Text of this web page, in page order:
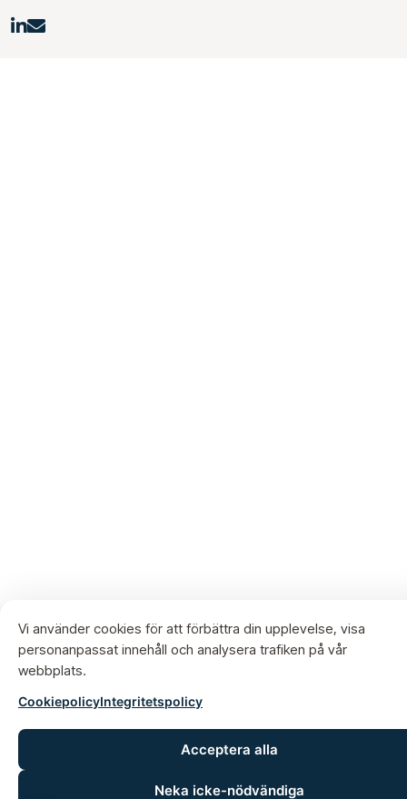
Vi använder cookies för att förbättra din upplevelse, visa
personanpassat innehåll och analysera trafiken på vår
webbplats.
CookiepolicyIntegritetspolicy
Acceptera alla
Neka icke-nödvändiga